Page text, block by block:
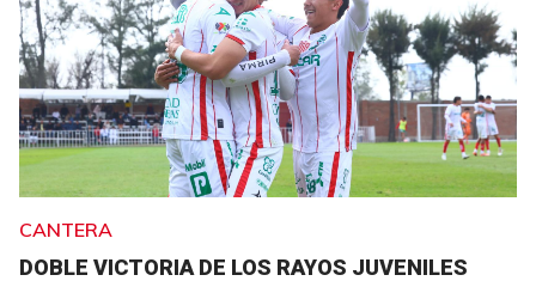
CANTERA
DOBLE VICTORIA DE LOS RAYOS JUVENILES